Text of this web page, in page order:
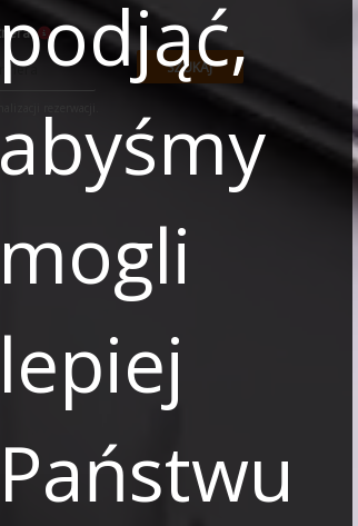
SZUKAJ
rezerwacji.
abyśmy
mogli
lepiej
Państwu